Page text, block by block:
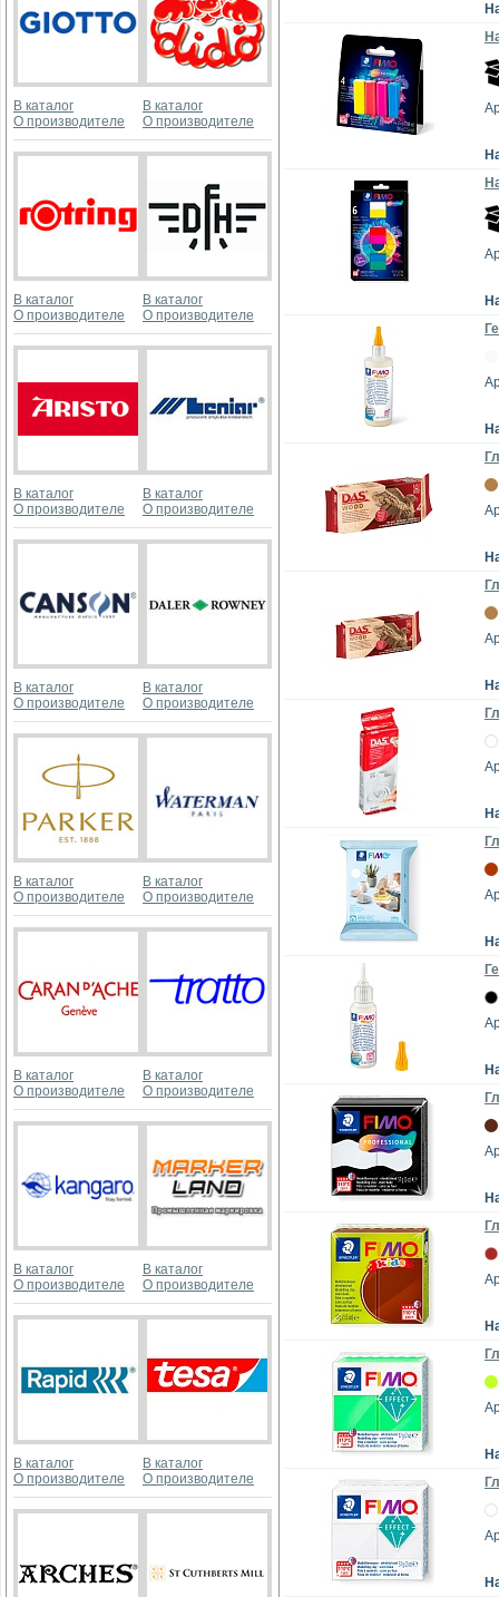
В каталог
О производителе
В каталог
О производителе
В каталог
О производителе
В каталог
О производителе
В каталог
О производителе
В каталог
О производителе
В каталог
О производителе
В каталог
О производителе
В каталог
О производителе
В каталог
О производителе
В каталог
О производителе
В каталог
О производителе
В каталог
О производителе
В каталог
О производителе
В каталог
О производителе
В каталог
О производителе